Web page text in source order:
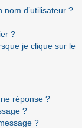
d’utilisateur ?
?
je clique sur le
réponse ?
?
?